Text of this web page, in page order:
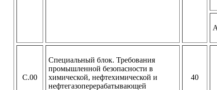
С.00
Специальный блок. Требования
промышленной безопасности в
химической, нефтехимической и
нефтегазоперерабатывающей
40